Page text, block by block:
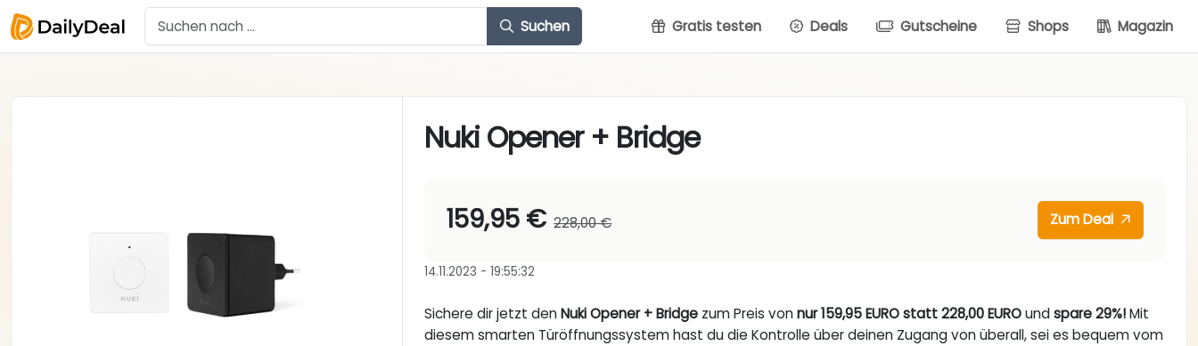
Suchen Gratis testen Deals Gutscheine Shops Magazin
Nuki Opener + Bridge
159,95 € 228,00 € Zum Deal
14.11.2023 - 19:55:32
Sichere dir jetzt denNuki Opener + Bridge zum Preis vonnur 159,95 EURO statt 228,00 EUROundspare 29%!Mit
diesem smarten Türöffnungssystem hast du die Kontrolle über deinen Zugang von überall, sei es bequem vom